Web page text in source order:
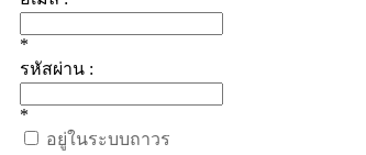
*
รหัสผ่าน :
*
อยู่ในระบบถาวร